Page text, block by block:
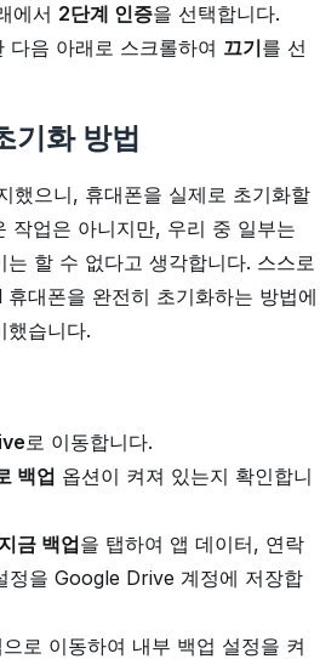
에서 2단계 인증을 선택합니다.
다음 아래로 스크롤하여 끄기를 선
기화 방법
했으니, 휴대폰을 실제로 초기화할
작업은 아니지만, 우리 중 일부는
할 수 없다고 생각합니다. 스스로
대폰을 완전히 초기화하는 방법에
했습니다.
로 이동합니다.
백업 옵션이 켜져 있는지 확인합니
지금 백업을 탭하여 앱 데이터, 연락
정을 Google Drive 계정에 저장합
로 이동하여 내부 백업 설정을 켜